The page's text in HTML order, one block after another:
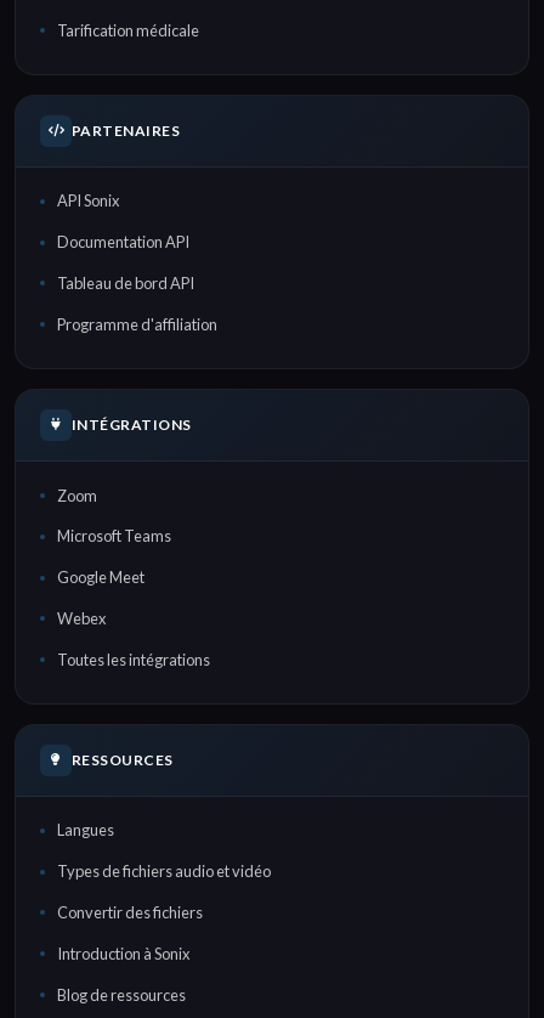
Tarification médicale
PARTENAIRES
API Sonix
Documentation API
Tableau de bord API
Programme d'affiliation
INTÉGRATIONS
Zoom
Microsoft Teams
Google Meet
Webex
Toutes les intégrations
RESSOURCES
Langues
Types de fichiers audio et vidéo
Convertir des fichiers
Introduction à Sonix
Blog de ressources